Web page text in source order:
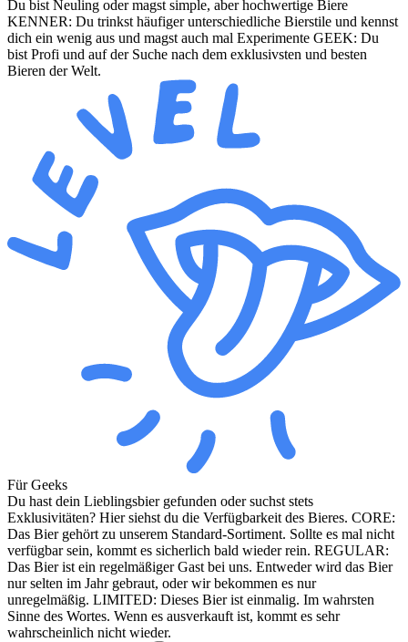
Du bist Neuling oder magst simple, aber hochwertige Biere
KENNER: Du trinkst häufiger unterschiedliche Bierstile und kennst
dich ein wenig aus und magst auch mal Experimente GEEK: Du
bist Profi und auf der Suche nach dem exklusivsten und besten
Bieren der Welt.
Für Geeks
Du hast dein Lieblingsbier gefunden oder suchst stets
Exklusivitäten? Hier siehst du die Verfügbarkeit des Bieres. CORE:
Das Bier gehört zu unserem Standard-Sortiment. Sollte es mal nicht
verfügbar sein, kommt es sicherlich bald wieder rein. REGULAR:
Das Bier ist ein regelmäßiger Gast bei uns. Entweder wird das Bier
nur selten im Jahr gebraut, oder wir bekommen es nur
unregelmäßig. LIMITED: Dieses Bier ist einmalig. Im wahrsten
Sinne des Wortes. Wenn es ausverkauft ist, kommt es sehr
wahrscheinlich nicht wieder.